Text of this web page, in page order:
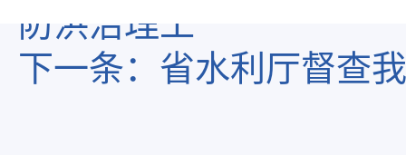
防洪治理工
下一条： 省水利厅督查